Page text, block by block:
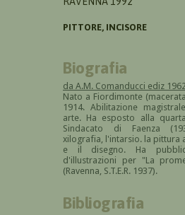
PITTORE, INCISORE
Biografia
da A.M. Comanducci ediz
Nato a Fiordimonte
1914. Abilitazione
arte. Ha esposto alla
Sindacato di Faenza
xilografia, l'intarsio. la pittura
e il disegno. Ha
d'illustrazioni per "La
(Ravenna, S.T.E.R. 1937).
Bibliografia